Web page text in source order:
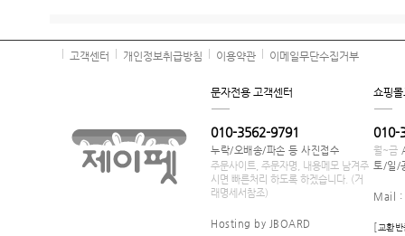
고객센터 개인정보취급방침 이용약관 이메일무단수집거부
문자전용 고객센터
010-3562-9791
누락/오배송/파손 등 사진접수
주문사이트, 주문자명, 내용메모 남겨주
시면 빠른처리 하도록 하겠습니다. (거
래명세서참조)
Hosting by JBOARD
쇼핑
010-
월~금
토/일/
Mail :
[교환